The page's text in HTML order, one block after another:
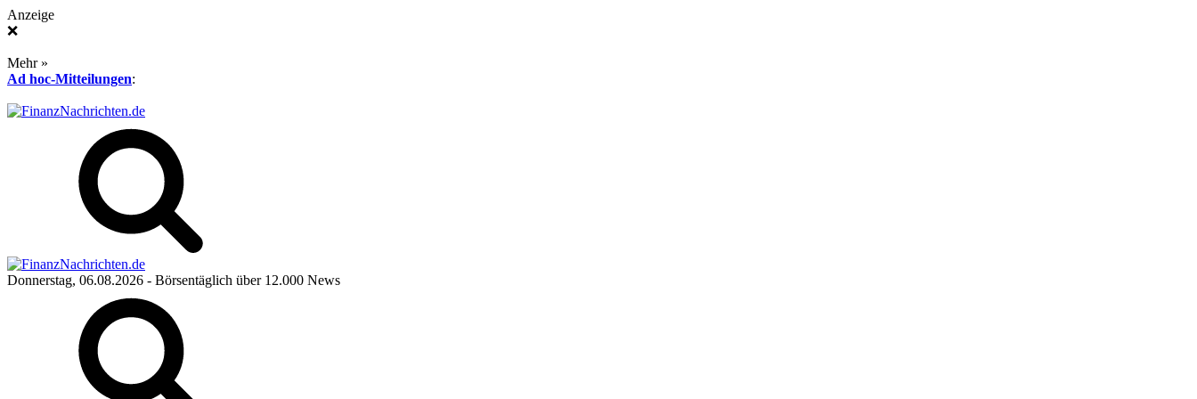
Anzeige
❌
Mehr »
Ad hoc-Mitteilungen:
Donnerstag, 06.08.2026 - Börsentäglich über 12.000 News